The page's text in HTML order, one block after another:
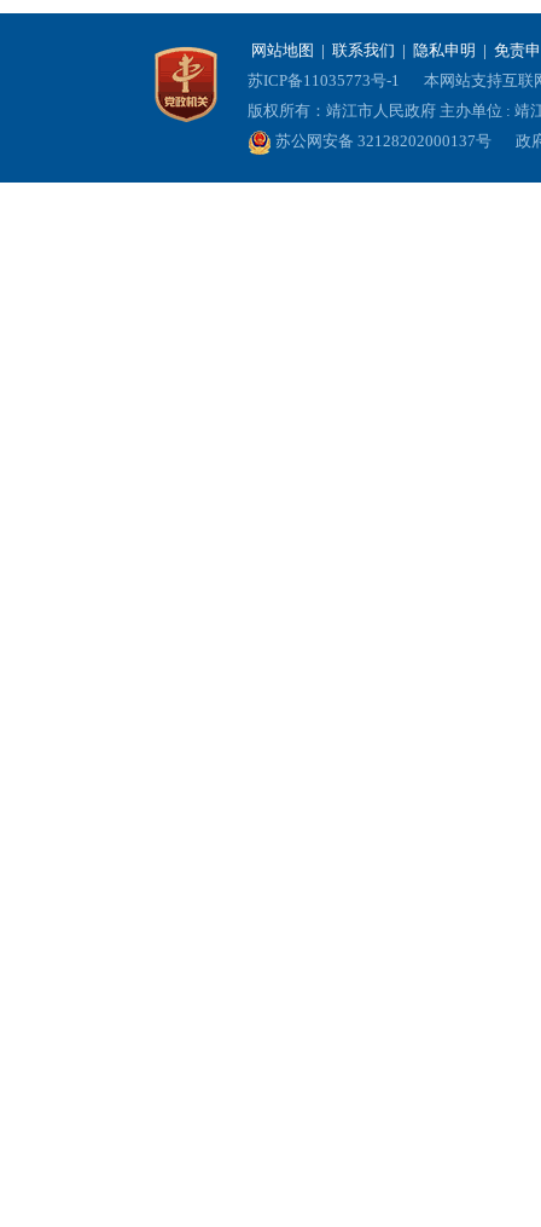
网站地图 | 联系我们 | 隐私申明 | 免责
苏ICP备11035773号-1
本网站支持互联
版权所有：靖江市人民政府 主办单位 : 靖
苏公网安备 32128202000137号
政